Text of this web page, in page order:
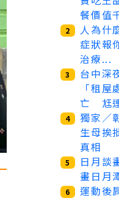
餐價值
2
人為什
症狀報
治療...
3
台中深
「租
亡 尪
4
獨家／
生母挨
真相
5
日月談
畫日月
6
運動後